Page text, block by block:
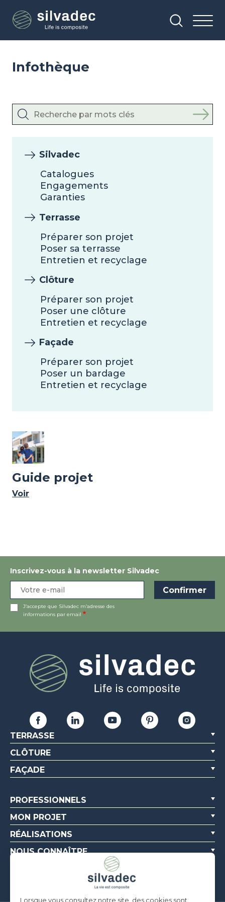
contenu
Infothèque
Silvadec
Catalogues
Engagements
Garanties
Terrasse
Préparer son projet
Poser sa terrasse
Entretien et recyclage
Clôture
Préparer son projet
Poser une clôture
Entretien et recyclage
Façade
Préparer son projet
Poser un bardage
Entretien et recyclage
Image
Guide projet
Voir
Inscrivez-vous à la newsletter Silvadec
J’accepte que Silvadec m’adresse des
informations par email
TERRASSE
CLÔTURE
FAÇADE
PROFESSIONNELS
MON PROJET
RÉALISATIONS
NOUS CONNAÎTRE
Lorsque vous consultez notre site, des cookies sont